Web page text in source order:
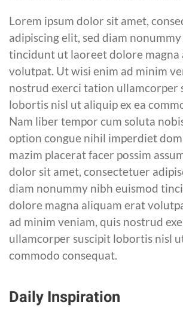
Lorem ipsum dolor sit amet,
adipiscing elit, sed diam
tincidunt ut laoreet dolore magna
volutpat. Ut wisi enim ad minim
nostrud exerci tation ullamcorper
lobortis nisl ut aliquip ex ea
Nam liber tempor cum soluta
option congue nihil imperdiet
mazim placerat facer possim
dolor sit amet, consectetuer
diam nonummy nibh euismod
dolore magna aliquam erat
ad minim veniam, quis nostrud
ullamcorper suscipit lobortis nisl
commodo consequat.
Daily Inspiration